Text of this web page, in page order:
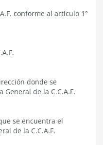
conforme al artículo 1°
donde se
de la C.C.A.F.
se encuentra el
de la C.C.A.F.